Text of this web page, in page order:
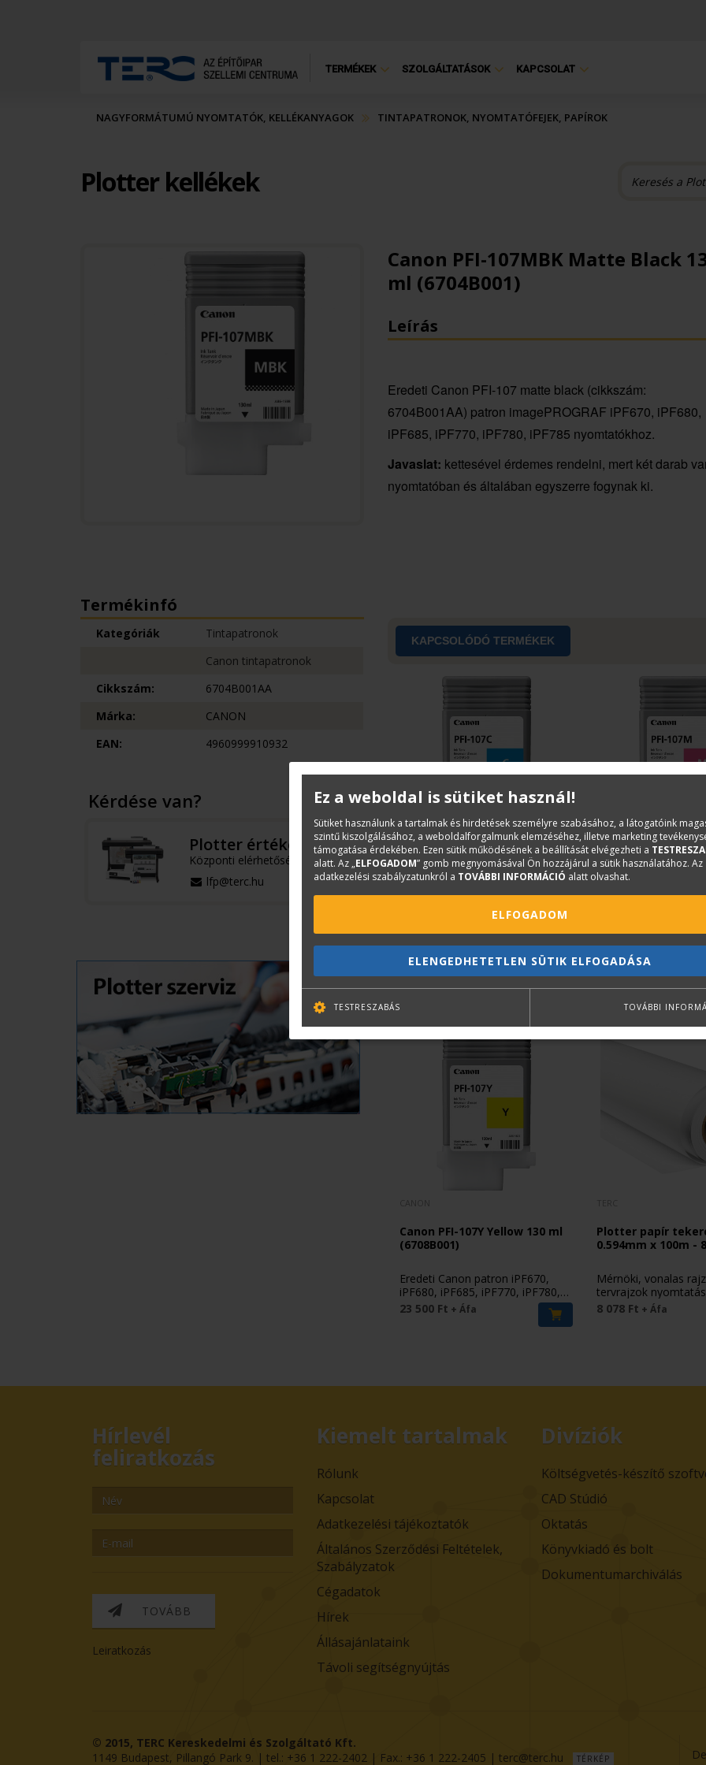
TERMÉKEK SZOLGÁLTATÁSOK KAPCSOLAT
NAGYFORMÁTUMÚ NYOMTATÓK, KELLÉKANYAGOK TINTAPATRONOK, NYOMTATÓFEJEK, PAPÍROK
Plotter kellékek
Canon PFI-107MBK Matte Black
ml (6704B001)
Leírás
Eredeti Canon PFI-107 matte black (cikkszám:
6704B001AA) patron imagePROGRAF iPF670, iPF680,
iPF685, iPF770, iPF780, iPF785 nyomtatókhoz.
Javaslat: kettesével érdemes rendelni, mert két darab
nyomtatóban és általában egyszerre fogynak ki.
KAPCSOLÓDÓ TERMÉKEK
CANON
Canon PFI-107C Cyan 130 ml
(6706B001)
iPF680, iPF685, iPF770, iPF780,
iPF785 nyomtatókhoz.
23 500 Ft+ Áfa
CANON
Canon PFI-107M
ml (6707B001)
Eredeti Canon
iPF680, iPF685,
iPF785 nyomtatókhoz.
23 500 Ft+ Áfa
Canon PFI-107Y Yellow 130 ml
(6708B001)
Eredeti Canon patron iPF670,
iPF680, iPF685, iPF770, iPF780,
iPF785 nyomtatókhoz.
23 500 Ft + Áfa
Plotter papír
0.594mm x 100m -
Mérnöki, vonalas
tervrajzok
8 078 Ft + Áfa
Termékinfó
Kategóriák
Tintapatronok
Canon tintapatronok
Cikkszám:
6704B001AA
Márka:
CANON
EAN:
4960999910932
Kérdése van?
Plotter értékesítés
Központi elérhetőségek
lfp@terc.hu
Hírlevél
feliratkozás
TOVÁBB
Leiratkozás
Kiemelt tartalmak
Rólunk
Kapcsolat
Adatkezelési tájékoztatók
Általános Szerződési Feltételek,
Szabályzatok
Cégadatok
Hírek
Állásajánlataink
Távoli segítségnyújtás
Divíziók
Költségvetés-készítő
CAD Stúdió
Oktatás
Könyvkiadó és bolt
Dokumentumarchiválás
© 2015, TERC Kereskedelmi és Szolgáltató Kft.
1149 Budapest, Pillangó Park 9. | tel.: +36 1 222-2402 | Fax.: +36 1 222-2405 | terc@terc.hu TÉRKÉP
Ez a weboldal is sütiket használ!
Sütiket használunk a tartalmak és hirdetések személyre szabásához, a látogatóink
szintű kiszolgálásához, a weboldalforgalmunk elemzéséhez, illetve marketing
támogatása érdekében. Ezen sütik működésének a beállítását elvégezheti a
alatt. Az „ELFOGADOM” gomb megnyomásával Ön hozzájárul a sütik használatához. Az
adatkezelési szabályzatunkról a TOVÁBBI INFORMÁCIÓ alatt olvashat.
ELFOGADOM
ELENGEDHETETLEN SÜTIK ELFOGADÁSA
TESTRESZABÁS TOVÁBBI